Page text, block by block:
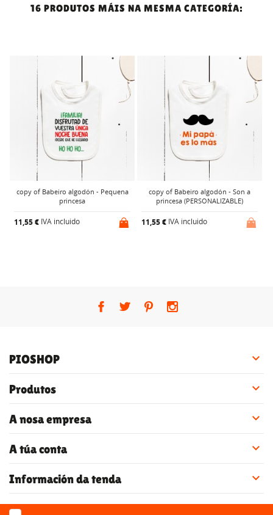
16 PRODUTOS MÁIS NA MESMA CATEGORÍA:
copy of Babeiro algodón - Pequena
princesa
11,55 € IVA incluido
copy of Babeiro algodón - Son a
princesa (PERSONALIZABLE)
11,55 € IVA incluido
PIOSHOP 
Produtos 
A nosa empresa 
A túa conta 
Información da tenda 